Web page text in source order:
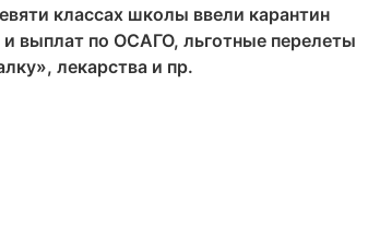
классах школы ввели карантин
и выплат по ОСАГО, льготные перелеты
лекарства и пр.